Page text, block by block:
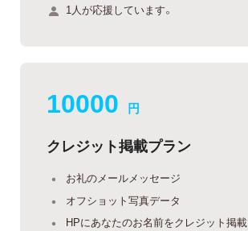
1人が応援しています。
10000 円
クレジット掲載プラン
お礼のメールメッセージ
オフショット写真データ
HPにあなたのお名前をクレジット掲載